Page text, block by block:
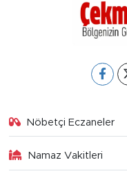
Nöbetçi Eczaneler
Namaz Vakitleri